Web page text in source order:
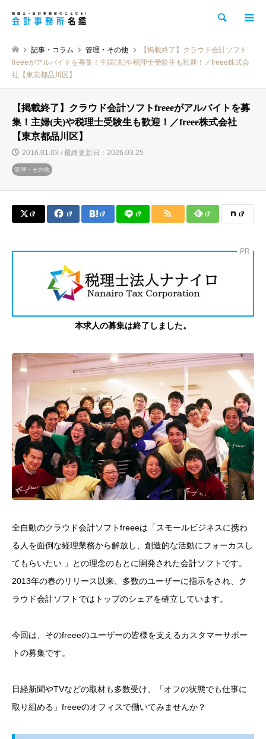
検索
記事・コラム 管理・その他
【掲載終了】クラウド会計ソフト
freeeがアルバイトを募集！主婦(夫)や税理士受験生も歓迎！／freee株式会
社【東京都品川区】
【掲載終了】クラウド会計ソフトfreeeがアルバイトを募
集！主婦(夫)や税理士受験生も歓迎！／freee株式会社
【東京都品川区】
2016.01.03 / 最終更新日：2026.03.25
管理・その他
PR
本求人の募集は終了しました。
全自動のクラウド会計ソフトfreeeは「スモールビジネスに携わ
る人を面倒な経理業務から解放し、創造的な活動にフォーカスし
てもらいたい 」との理念のもとに開発された会計ソフトです。
2013年の春のリリース以来、多数のユーザーに指示をされ、ク
ラウド会計ソフトではトップのシェアを確立しています。
今回は、そのfreeeのユーザーの皆様を支えるカスタマーサポー
トの募集です。
日経新聞やTVなどの取材も多数受け、「オフの状態でも仕事に
取り組める」freeeのオフィスで働いてみませんか？